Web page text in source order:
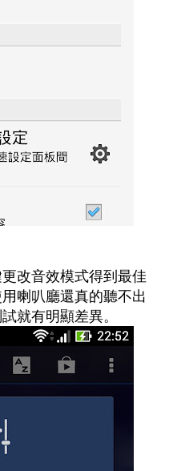
改音效模式得到最佳
喇叭廳還真的聽不出
就有明顯差異。